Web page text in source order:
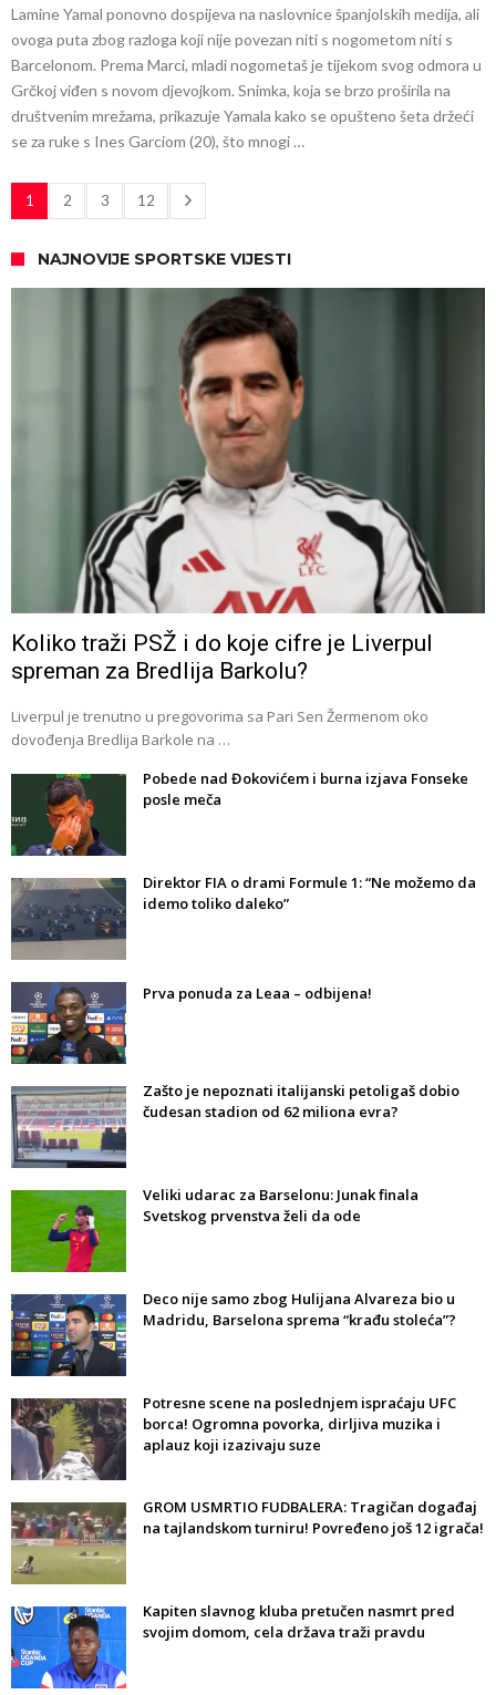
Lamine Yamal ponovno dospijeva na naslovnice španjolskih medija, ali
ovoga puta zbog razloga koji nije povezan niti s nogometom niti s
Barcelonom. Prema Marci, mladi nogometaš je tijekom svog odmora u
Grčkoj viđen s novom djevojkom. Snimka, koja se brzo proširila na
društvenim mrežama, prikazuje Yamala kako se opušteno šeta držeći
se za ruke s Ines Garciom (20), što mnogi …
1 2 3 12
NAJNOVIJE SPORTSKE VIJESTI
Koliko traži PSŽ i do koje cifre je Liverpul
spreman za Bredlija Barkolu?
Liverpul je trenutno u pregovorima sa Pari Sen Žermenom oko
dovođenja Bredlija Barkole na …
Pobede nad Đokovićem i burna izjava Fonseke
posle meča
Direktor FIA o drami Formule 1: “Ne možemo da
idemo toliko daleko”
Prva ponuda za Leaa – odbijena!
Zašto je nepoznati italijanski petoligaš dobio
čudesan stadion od 62 miliona evra?
Veliki udarac za Barselonu: Junak finala
Svetskog prvenstva želi da ode
Deco nije samo zbog Hulijana Alvareza bio u
Madridu, Barselona sprema “krađu stoleća”?
Potresne scene na poslednjem ispraćaju UFC
borca! Ogromna povorka, dirljiva muzika i
aplauz koji izazivaju suze
GROM USMRTIO FUDBALERA: Tragičan događaj
na tajlandskom turniru! Povređeno još 12 igrača!
Kapiten slavnog kluba pretučen nasmrt pred
svojim domom, cela država traži pravdu